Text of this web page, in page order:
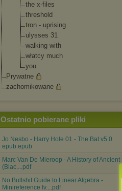
the x-files
threshold
tron - uprising
ulysses 31
walking with
włatcy much
you
Prywatne
zachomikowane
Ostatnio pobierane pliki
Jo Nesbo - Harry Hole 01 - The Bat v5 0
epub.epub
Marc Van De Mieroop - A History of Ancient
(Blac....pdf
No Bullshit Guide to Linear Algebra -
Minireference Iv....pdf